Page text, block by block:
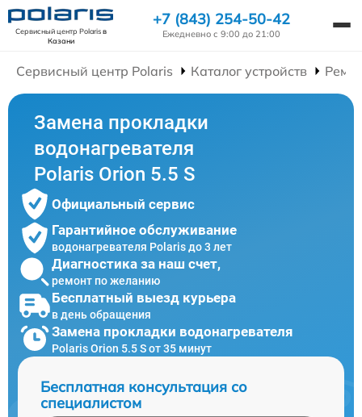
Сервисный центр Polarisв
Казани
+7 (843) 254-50-42
Ежедневно с 9:00 до 21:00
Сервисный центр Polaris Каталог устройств
Замена прокладки
водонагревателя
Polaris Orion 5.5 S
Официальный сервис
Гарантийное обслуживание
водонагревателя Polaris до 3 лет
Диагностика за наш счет,
ремонт по желанию
Бесплатный выезд курьера
в день обращения
Замена прокладки водонагревателя
Polaris Orion 5.5 S от 35 минут
Бесплатная консультация со
специалистом